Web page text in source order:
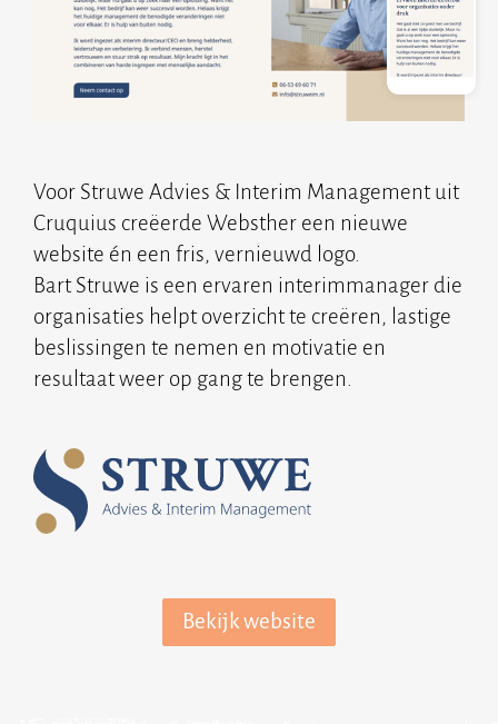
Voor Struwe Advies & Interim Management uit
Cruquius creëerde Websther een nieuwe
website én een fris, vernieuwd logo.
Bart Struwe is een ervaren interimmanager die
organisaties helpt overzicht te creëren, lastige
beslissingen te nemen en motivatie en
resultaat weer op gang te brengen.
Bekijk website